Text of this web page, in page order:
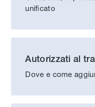
unificato
Autorizzati al
Dove e come